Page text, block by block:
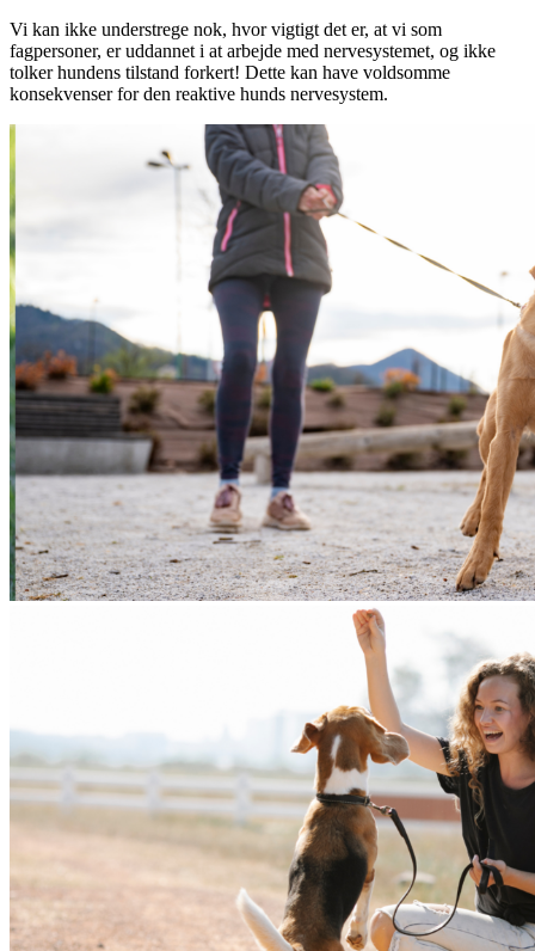
Vi kan ikke understrege nok, hvor vigtigt det er, at vi som
fagpersoner, er uddannet i at arbejde med nervesystemet, og ikke
tolker hundens tilstand forkert! Dette kan have voldsomme
konsekvenser for den reaktive hunds nervesystem.